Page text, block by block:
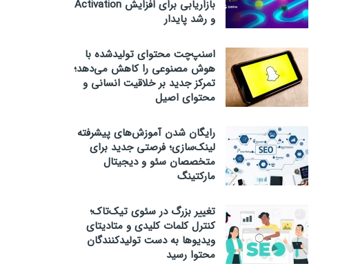
بازاریابی برای افزایش Activation
و رشد پایدار
اسنپ‌چت محتوای تولیدشده با
هوش مصنوعی را کاهش می‌دهد؛
تمرکز جدید بر خلاقیت انسانی و
محتوای اصیل
رایگان شدن آموزش‌های پیشرفته
لینک‌سازی؛ فرصتی جدید برای
متخصصان سئو و دیجیتال
مارکتینگ
تغییر بزرگ در سئوی تیک‌تاک؛
کنترل کلمات کلیدی و متادیتای
ویدیوها به دست تولیدکنندگان
محتوا رسید